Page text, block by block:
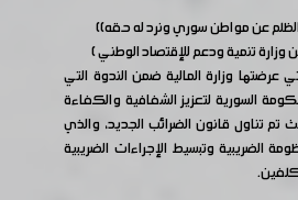
عن مواطن سوري ونرد له حقه))
وزارة تنمية ودعم للإقتصاد الوطني )
وزارة المالية ضمن الندوة التي
السورية لتعزيز الشفافية والكفاءة
تم تناول قانون الضرائب الجديد، والذي
الضريبية وتبسيط الإجراءات الضريبية